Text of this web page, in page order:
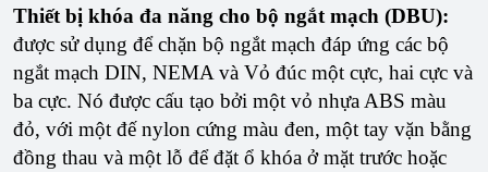
Thiết bị khóa đa năng cho bộ ngắt mạch (DBU):
được sử dụng để chặn bộ ngắt mạch đáp ứng các bộ
ngắt mạch DIN, NEMA và Vỏ đúc một cực, hai cực và
ba cực. Nó được cấu tạo bởi một vỏ nhựa ABS màu
đỏ, với một đế nylon cứng màu đen, một tay vặn bằng
đồng thau và một lỗ để đặt ổ khóa ở mặt trước hoặc